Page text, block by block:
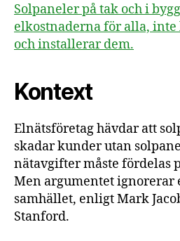
Solpaneler på tak och i
elkostnaderna för alla, inte
och installerar dem.
Kontext
Elnätsföretag hävdar att
skadar kunder utan
nätavgifter måste fördelas
Men argumentet
samhället, enligt Mark
Stanford.